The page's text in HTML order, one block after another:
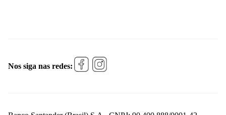
Nos siga nas redes: